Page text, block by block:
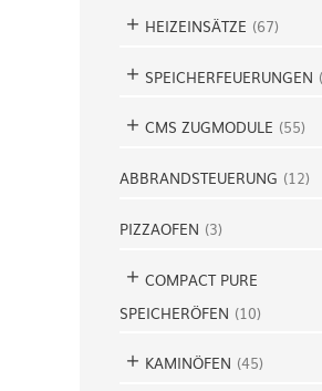
HEIZEINSÄTZE (67)
SPEICHERFEUERUNGEN (
CMS ZUGMODULE (55)
ABBRANDSTEUERUNG (12)
PIZZAOFEN (3)
COMPACT PURE
SPEICHERÖFEN (10)
KAMINÖFEN (45)